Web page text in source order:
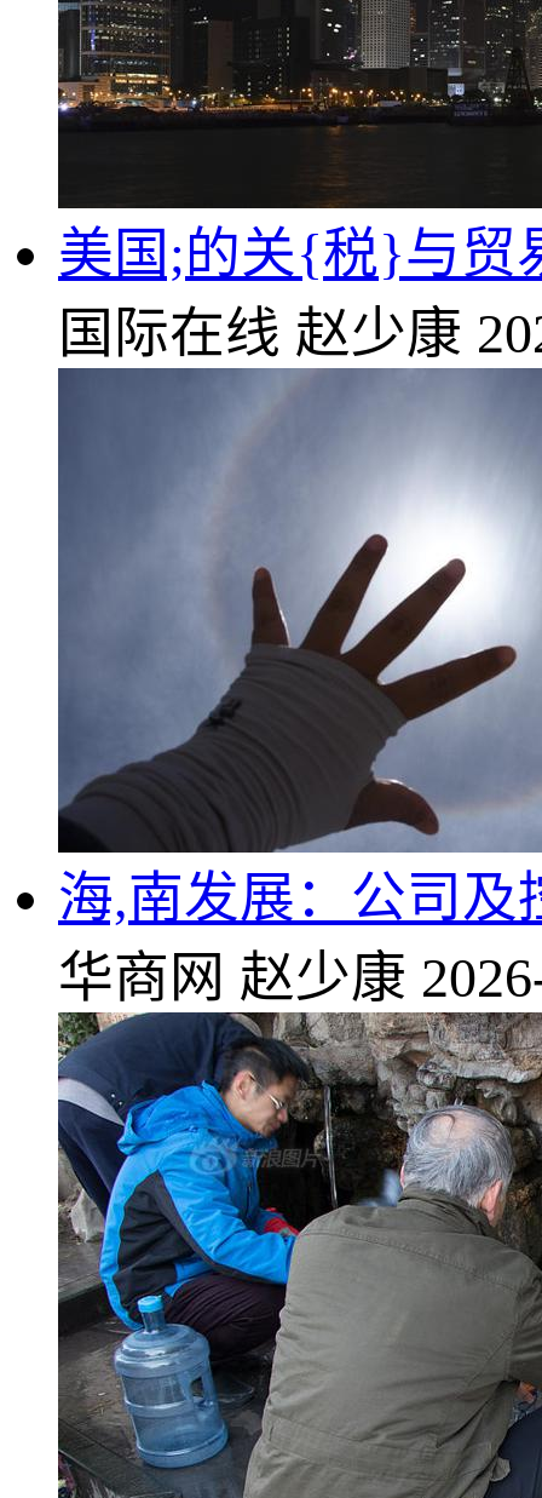
美国;的关{税}与贸
国际在线 赵少康
海,南发展：公司
华商网 赵少康